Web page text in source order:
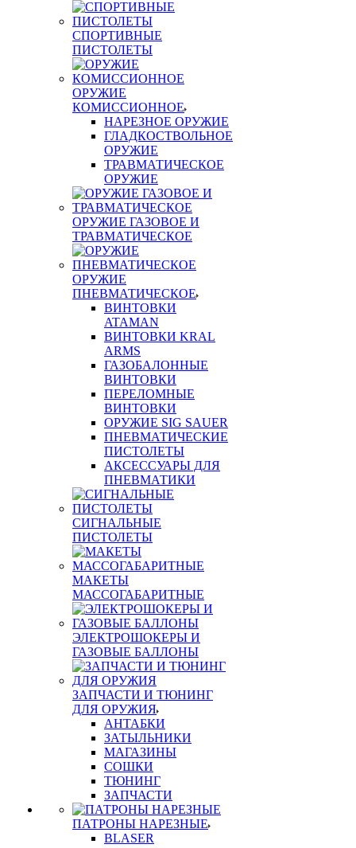
СПОРТИВНЫЕ
ПИСТОЛЕТЫ
ОРУЖИЕ
КОМИССИОННОЕ
НАРЕЗНОЕ ОРУЖИЕ
ГЛАДКОСТВОЛЬНОЕ
ОРУЖИЕ
ТРАВМАТИЧЕСКОЕ
ОРУЖИЕ
ОРУЖИЕ ГАЗОВОЕ И
ТРАВМАТИЧЕСКОЕ
ОРУЖИЕ
ПНЕВМАТИЧЕСКОЕ
ВИНТОВКИ
ATAMAN
ВИНТОВКИ KRAL
ARMS
ГАЗОБАЛОННЫЕ
ВИНТОВКИ
ПЕРЕЛОМНЫЕ
ВИНТОВКИ
ОРУЖИЕ SIG SAUER
ПНЕВМАТИЧЕСКИЕ
ПИСТОЛЕТЫ
АКСЕССУАРЫ ДЛЯ
ПНЕВМАТИКИ
СИГНАЛЬНЫЕ
ПИСТОЛЕТЫ
МАКЕТЫ
МАССОГАБАРИТНЫЕ
ЭЛЕКТРОШОКЕРЫ И
ГАЗОВЫЕ БАЛЛОНЫ
ЗАПЧАСТИ И ТЮНИНГ
ДЛЯ ОРУЖИЯ
АНТАБКИ
ЗАТЫЛЬНИКИ
МАГАЗИНЫ
СОШКИ
ТЮНИНГ
ЗАПЧАСТИ
ПАТРОНЫ НАРЕЗНЫЕ
BLASER